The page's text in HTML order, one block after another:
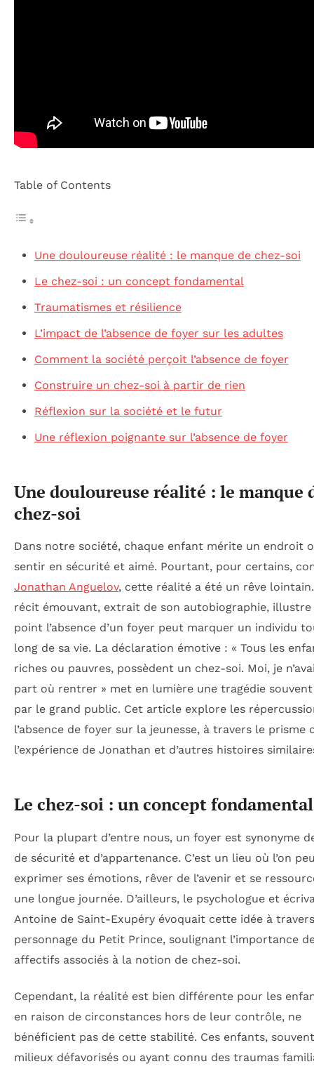
Table of Contents
Une douloureuse réalité : le manque de chez-soi
Le chez-soi : un concept fondamental
Traumatismes et résilience
L’impact de l’absence de foyer sur les adultes
Comment la société perçoit l’absence de foyer
Construire un chez-soi à partir de rien
Réflexion sur la société et le futur
Une réflexion poignante sur l’absence de foyer
Une douloureuse réalité : le manque
chez-soi
Dans notre société, chaque enfant mérite un endroit
sentir en sécurité et aimé. Pourtant, pour certains,
Jonathan Anguelov, cette réalité a été un rêve
récit émouvant, extrait de son autobiographie, illustre
point l’absence d’un foyer peut marquer un individu
long de sa vie. La déclaration émotive : « Tous les
riches ou pauvres, possèdent un chez-soi. Moi, je
part où rentrer » met en lumière une tragédie
par le grand public. Cet article explore les
l’absence de foyer sur la jeunesse, à travers le prisme
l’expérience de Jonathan et d’autres histoires
Le chez-soi : un concept fondamental
Pour la plupart d’entre nous, un foyer est synonyme
de sécurité et d’appartenance. C’est un lieu où l’on
exprimer ses émotions, rêver de l’avenir et se
une longue journée. D’ailleurs, le psychologue et
Antoine de Saint-Exupéry évoquait cette idée à
personnage du Petit Prince, soulignant l’importance
affectifs associés à la notion de chez-soi.
Cependant, la réalité est bien différente pour les
en raison de circonstances hors de leur contrôle, ne
bénéficient pas de cette stabilité. Ces enfants,
milieux défavorisés ou ayant connu des traumas